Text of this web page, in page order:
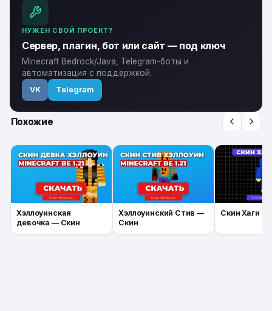
НУЖЕН СВОЙ ПРОЕКТ?
Сервер, плагин, бот или сайт — под ключ
Minecraft Bedrock/Java, Telegram-боты и
автоматизация с поддержкой.
VK Telegram
Похожие
Хэллоуинская
девочка — Скин
Хэллоуинский Стив —
Скин
Скин Хаги